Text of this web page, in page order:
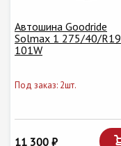
Автошина Goodride
Solmax 1 275/40/R19
101W
Под заказ: 2шт.
11 300 ₽